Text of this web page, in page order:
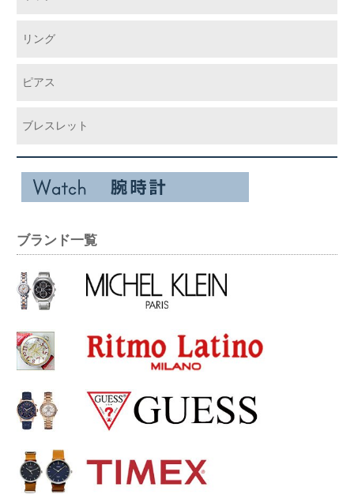
リング
ピアス
ブレスレット
ブランド一覧